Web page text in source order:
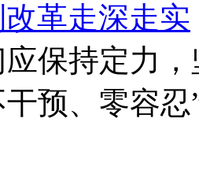
革走深走实
应保持定力
预、零容